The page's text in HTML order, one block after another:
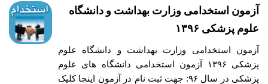
آزمون استخدامی وزارت بهداشت و دانشگاه
علوم پزشکی ۱۳۹۶
آزمون استخدامی وزارت بهداشت و دانشگاه علوم
پزشکی ۱۳۹۶ آزمون استخدامی دانشگاه های علوم
پزشکی در سال ۹۶: جهت ثبت نام در آزمون اینجا کلیک